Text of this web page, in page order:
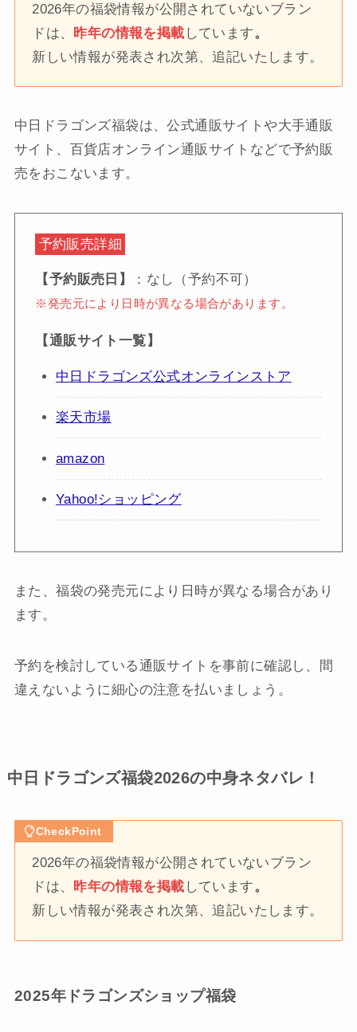
2026年の福袋情報が公開されていないブラン
ドは、 昨年の情報を掲載 しています。
新しい情報が発表され次第、追記いたします。
中日ドラゴンズ福袋は、公式通販サイトや大手通販
サイト、百貨店オンライン通販サイトなどで予約販
売をおこないます。
予約販売詳細
【予約販売日】 ：なし（予約不可）
※発売元により日時が異なる場合があります。
【通販サイト一覧】
中日ドラゴンズ公式オンラインストア
楽天市場
amazon
Yahoo!ショッピング
また、福袋の発売元により日時が異なる場合があり
ます。
予約を検討している通販サイトを事前に確認し、間
違えないように細心の注意を払いましょう。
中日ドラゴンズ福袋2026の中身ネタバレ！
CheckPoint
2026年の福袋情報が公開されていないブラン
ドは、 昨年の情報を掲載 しています。
新しい情報が発表され次第、追記いたします。
2025年ドラゴンズショップ福袋